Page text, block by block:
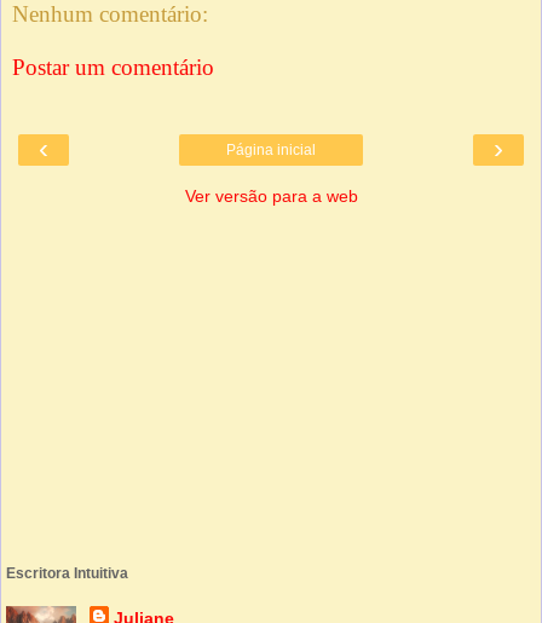
Nenhum comentário:
Postar um comentário
‹ ›
Página inicial
Ver versão para a web
Escritora Intuitiva
Juliane